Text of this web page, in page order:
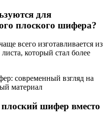
для
плоского шифера?
всего изготавливается из
который стал более
шифер вместо